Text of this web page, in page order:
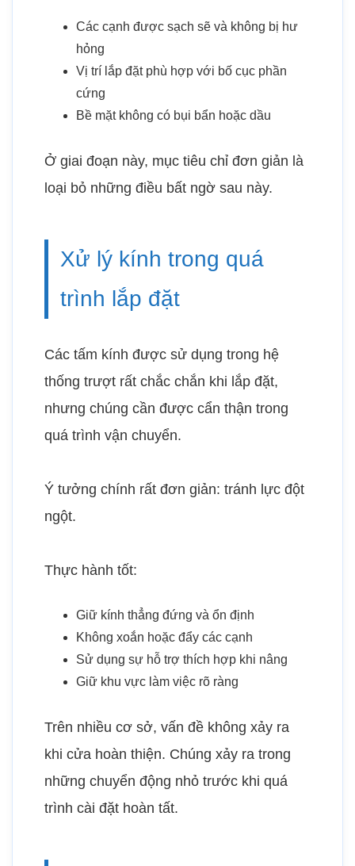
Các cạnh được sạch sẽ và không bị hư
hỏng
Vị trí lắp đặt phù hợp với bố cục phần
cứng
Bề mặt không có bụi bẩn hoặc dầu
Ở giai đoạn này, mục tiêu chỉ đơn giản là
loại bỏ những điều bất ngờ sau này.
Xử lý kính trong quá
trình lắp đặt
Các tấm kính được sử dụng trong hệ
thống trượt rất chắc chắn khi lắp đặt,
nhưng chúng cần được cẩn thận trong
quá trình vận chuyển.
Ý tưởng chính rất đơn giản: tránh lực đột
ngột.
Thực hành tốt:
Giữ kính thẳng đứng và ổn định
Không xoắn hoặc đẩy các cạnh
Sử dụng sự hỗ trợ thích hợp khi nâng
Giữ khu vực làm việc rõ ràng
Trên nhiều cơ sở, vấn đề không xảy ra
khi cửa hoàn thiện. Chúng xảy ra trong
những chuyển động nhỏ trước khi quá
trình cài đặt hoàn tất.